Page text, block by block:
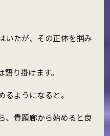
いたが、その正体を掴み
り掛けます。
ようになると。
、貴顕廊から始めると良